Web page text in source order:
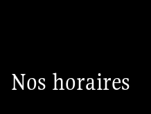
Nos horaires